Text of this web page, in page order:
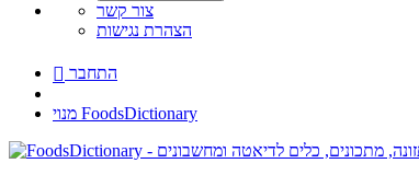
צור קשר
הצהרת נגישות
 התחבר
מנוי FoodsDictionary